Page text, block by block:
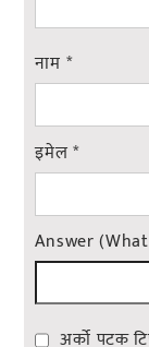
नाम *
इमेल*
Answer
अर्को पटक